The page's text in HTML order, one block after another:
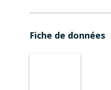
Fiche de données